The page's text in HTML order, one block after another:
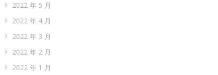
2022 年 5 月
2022 年 4 月
2022 年 3 月
2022 年 2 月
2022 年 1 月